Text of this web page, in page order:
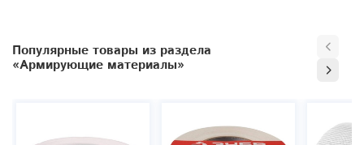
Популярные товары из раздела
«Армирующие материалы»